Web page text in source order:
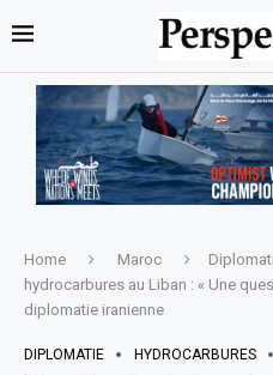
Home Maroc
hydrocarbures au Liban : « Une
diplomatie iranienne
DIPLOMATIE HYDROCARBURES